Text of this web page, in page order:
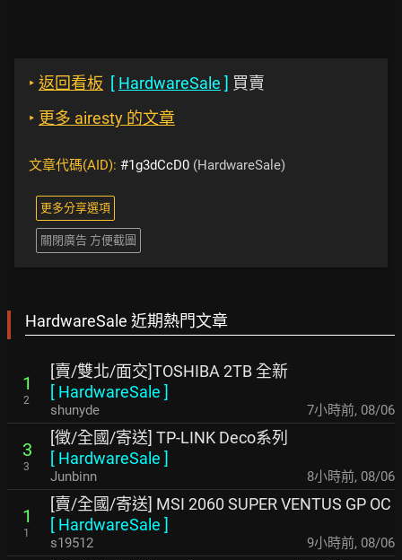
‣ 返回看板 [ HardwareSale ] 買賣
‣ 更多 airesty 的文章
文章代碼(AID): #1g3dCcD0 (HardwareSale)
更多分享選項
關閉廣告 方便截圖
HardwareSale 近期熱門文章
1
2
[賣/雙北/面交]TOSHIBA 2TB 全新
[ HardwareSale ]
shunyde 7小時前, 08/06
3
3
[徵/全國/寄送] TP-LINK Deco系列
[ HardwareSale ]
Junbinn 8小時前, 08/06
1
1
[賣/全國/寄送] MSI 2060 SUPER VENTUS GP OC
[ HardwareSale ]
s19512 9小時前, 08/06